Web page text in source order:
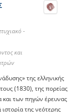
-
και
της ελληνικής
(1830), της πορείας
και των πηγών έρευνας
της νεότερης